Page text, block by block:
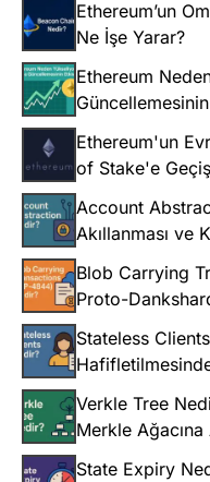
Ethereum’un
Ne İşe Yarar?
Ethereum
Ethereum'un
of Stake'e
Account
Akıllanması ve
Blob Carrying
Proto-
Stateless
Verkle Tree
Merkle
State Expiry